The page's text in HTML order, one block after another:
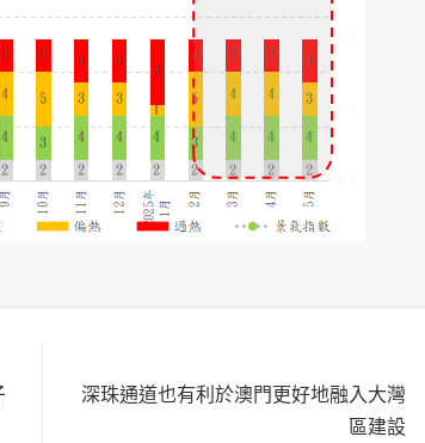
深珠通道也有利於澳門更好地融入大灣
區建設